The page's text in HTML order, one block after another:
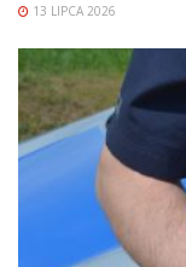
13 LIPCA 2026